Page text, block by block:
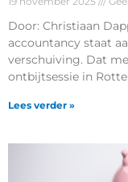
Door: Christiaan
accountancy staat
verschuiving. Dat
ontbijtsessie in
Lees verder »